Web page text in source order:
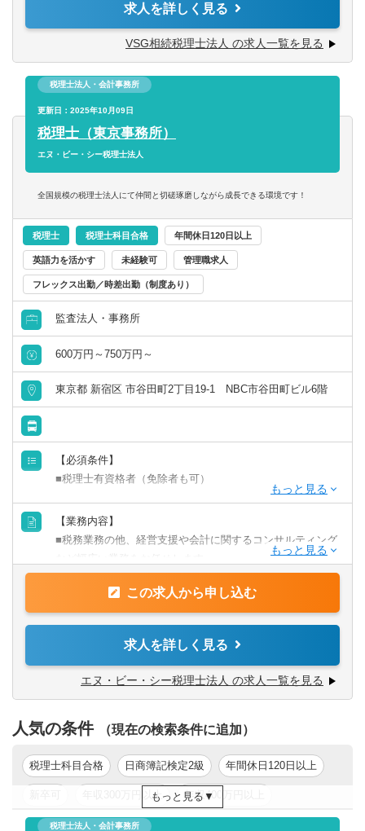
■社内外の人と明るくコミュニケーションを取れる方
【今後のキャリアパス】
将来的には、生前対策、遺言、相続税申告、土地の売買な
どより複雑なご相談に乗っていただき、税のプロとしてお
客様の悩み解決を行っていただきます。
常に先輩社員がいますので、安心して業務に取り組むこと
が可能です。
それぞれのペースで慣れていただければ大丈夫です◎
※全国20拠点、グループ総数1200名超の安心の規模です。
顧客数もスタッフ数も年間利益も、右肩上がりを続けて
いる安定した経営だからこそ、一生安心して高待遇で長く
働くことができます。
※テレアポやノルマ等はございません。
【入社後は…】
いうところから学んでいただきます。先輩社員とマンツー
マンになってチェックリストを用いて着実に知識・スキル
を付けていただきますので、未経験の方でも安心して慣れ
【万全のサポート体制でゼロからお教えします！】
1on1の教育担当制・ベンチャーサポート大学(研修動画)・
成長ロードマップ(研修用チェックシート)・ロールプレイン
グ研修等、多くの人が業界未経験から短期間で成長した、
教育ノウハウがあります！
求人を詳しく見る
VSG相続税理士法人 の求人一覧を見る
税理士法人・会計事務所
更新日：2025年10月09日
税理士（東京事務所）
エヌ・ビー・シー税理士法人
全国規模の税理士法人にて仲間と切磋琢磨しながら成長できる環境です！
税理士 税理士科目合格 年間休日120日以上
英語力を活かす 未経験可 管理職求人
フレックス出勤／時差出勤（制度あり）
監査法人・事務所
600万円～750万円～
東京都 新宿区 市谷田町2丁目19-1 NBC市谷田町ビル6階
【必須条件】
■税理士有資格者（免除者も可）
【歓迎条件】
■税理士・会計事務所などでの実務経験者
【求める人物像】
■自ら進んで学ぶ成長意欲の高い方
■税務業務だけではなくコンサルティングなど、幅広い仕事
に挑戦してみたい方
【業務内容】
■税務業務の他、経営支援や会計に関するコンサルティング
【具体的には】
■月次監査・決算
■資金改善支援
■経理事務改善
■自社株式相続対策
■M&A支援
■外部監査
■会計コンサルティング業務
など
この求人から申し込む
求人を詳しく見る
エヌ・ビー・シー税理士法人 の求人一覧を見る
人気の条件 （現在の検索条件に追加）
税理士科目合格 日商簿記検定2級 年間休日120日以上
年収300万円以上 年収400万円以上
年収500万円以上 東京都
もっと見る
税理士法人・会計事務所